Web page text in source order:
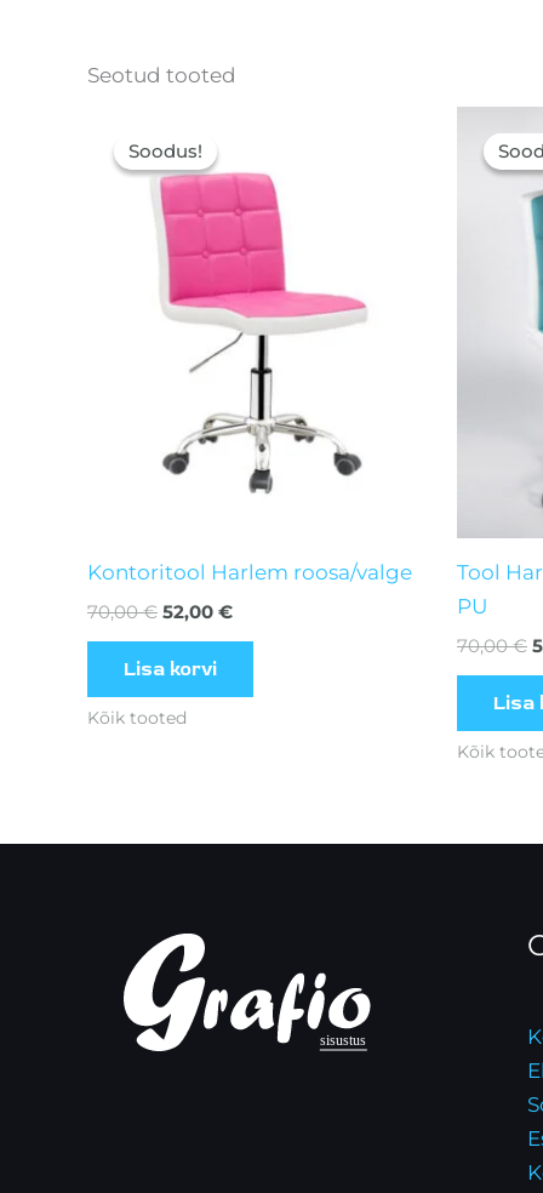
Seotud tooted
Soodus!
Soodus!
Kontoritool Harlem roosa/valge
70,00€
hind
oli:
70,00 €.
52,00 €
52,00 €.
Lisa korvi
Kõik tooted
Tool
PU
70,00€
Lisa
Kõik